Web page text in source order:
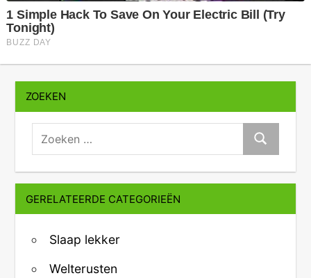
ZOEKEN
zoeken:
Zoeken
GERELATEERDE CATEGORIEËN
Slaap lekker
Welterusten